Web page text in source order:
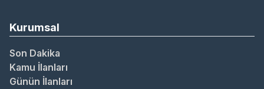
Kurumsal
Son Dakika
Kamu İlanları
Günün İlanları